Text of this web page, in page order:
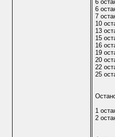
6
6
7
10
13
15
16
19
20
22
25
1
2